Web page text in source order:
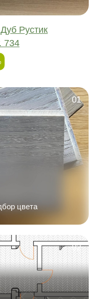
Рустик
734
01
цвета
02